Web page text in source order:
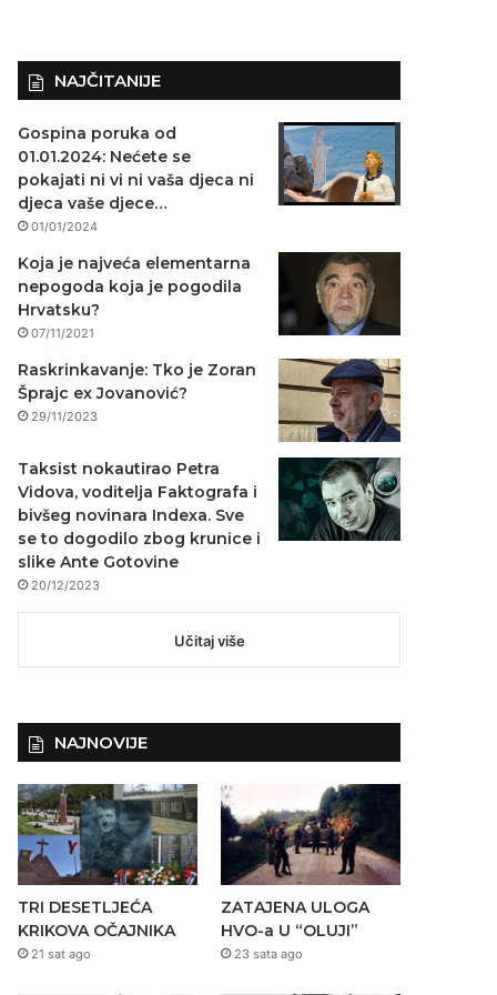
NAJČITANIJE
Gospina poruka od
01.01.2024: Nećete se
pokajati ni vi ni vaša djeca ni
djeca vaše djece…
01/01/2024
Koja je najveća elementarna
nepogoda koja je pogodila
Hrvatsku?
07/11/2021
Raskrinkavanje: Tko je Zoran
Šprajc ex Jovanović?
29/11/2023
Taksist nokautirao Petra
Vidova, voditelja Faktografa i
bivšeg novinara Indexa. Sve
se to dogodilo zbog krunice i
slike Ante Gotovine
20/12/2023
Učitaj više
NAJNOVIJE
TRI DESETLJEĆA
KRIKOVA OČAJNIKA
21 sat ago
ZATAJENA ULOGA
HVO-a U “OLUJI”
23 sata ago